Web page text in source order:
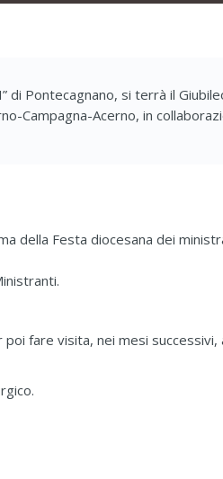
di Pontecagnano, si terrà il
Campagna-Acerno, in
della Festa diocesana dei
fare visita, nei mesi successivi,